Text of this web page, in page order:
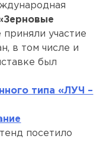
приняли участие
в том числе и
был
типа «ЛУЧ –
посетило